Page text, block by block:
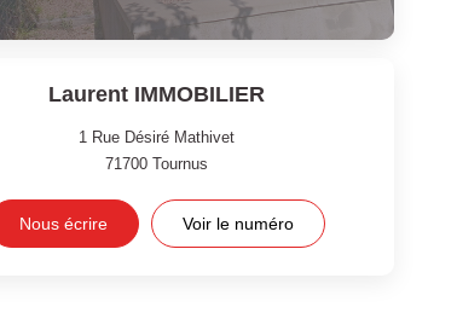
Laurent IMMOBILIER
1 Rue Désiré Mathivet
71700 Tournus
Nous écrire Voir le numéro